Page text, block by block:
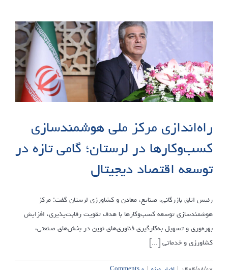
راه‌اندازی مرکز ملی هوشمندسازی
کسب‌وکارها در لرستان؛ گامی تازه در
توسعه اقتصاد دیجیتال
رئیس اتاق بازرگانی، صنایع، معادن و کشاورزی لرستان گفت: مرکز
هوشمندسازی توسعه کسب‌وکارها با هدف تقویت رقابت‌پذیری، افزایش
بهره‌وری و تسهیل به‌کارگیری فناوری‌های نوین در بخش‌های صنعتی،
کشاورزی و خدماتی [...]